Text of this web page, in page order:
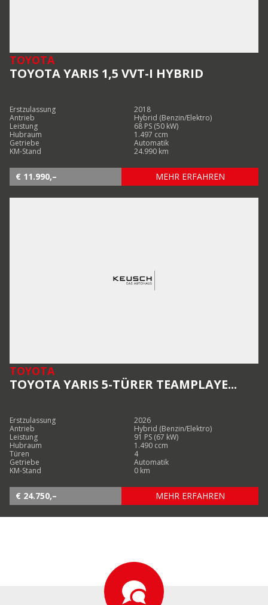
TOYOTA
TOYOTA YARIS 1,5 VVT-I HYBRID
Erstzulassung
2018
Antrieb
Hybrid (Benzin/Elektro)
Leistung
68 PS (50 kW)
Hubraum
1.497 ccm
Getriebe
Automatik
KM-Stand
24.990 km
€ 11.990,– MEHR ERFAHREN
TOYOTA
TOYOTA YARIS 5-TÜRER TEAMPLAYE...
Erstzulassung
2026
Antrieb
Hybrid (Benzin/Elektro)
Leistung
91 PS (67 kW)
Hubraum
1.490 ccm
Türen
4
Getriebe
Automatik
KM-Stand
0 km
€ 24.750,– MEHR ERFAHREN